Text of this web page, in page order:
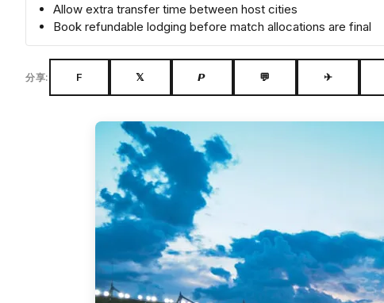
Allow extra transfer time between host cities
Book refundable lodging before match allocations are final
分享: F 𝕏 𝙋 💬 ✈